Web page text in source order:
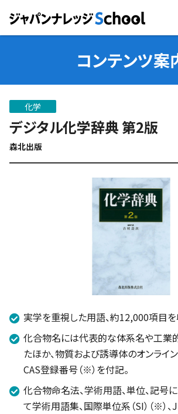
コンテンツ案
化学
デジタル化学辞典 第2版
森北出版
実学を重視した用語、約12,000項目を
化合物名には代表的な体系名や工業
たほか、物質および誘導体のオンライ
CAS登録番号（※）を付記。
化合物命名法、学術用語、単位、記号
て学術用語集、国際単位系（SI）（※）